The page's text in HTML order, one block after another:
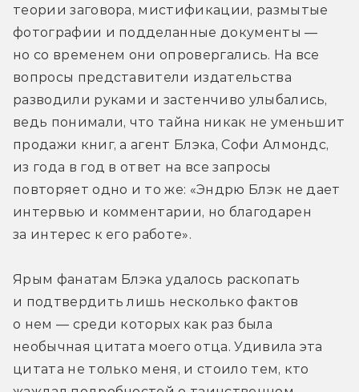
теории заговора, мистификации, размытые
фотографии и подделанные документы —
но со временем они опровергались. На все
вопросы представители издательства
разводили руками и застенчиво улыбались,
ведь понимали, что тайна никак не уменьшит
продажи книг, а агент Блэка, Софи Алмондс,
из года в год в ответ на все запросы
повторяет одно и то же: «Эндрю Блэк не дает
интервью и комментарии, но благодарен
за интерес к его работе».
Ярым фанатам Блэка удалось раскопать
и подтвердить лишь несколько фактов
о нем — среди которых как раз была
необычная цитата моего отца. Удивила эта
цитата не только меня, и стоило тем, кто